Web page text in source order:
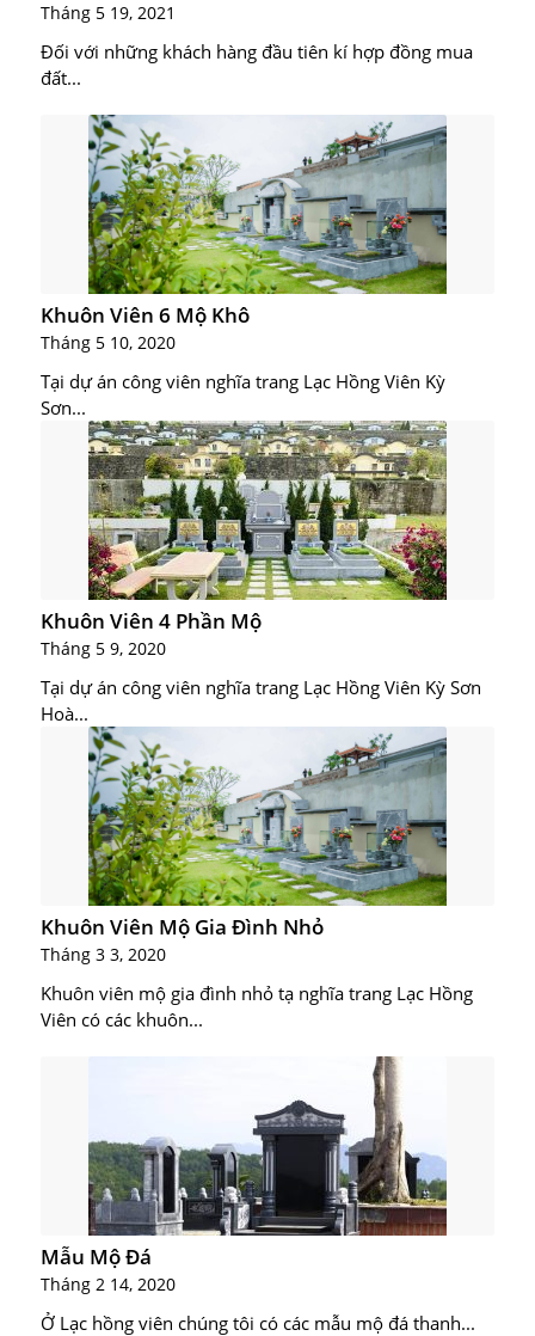
Tháng 5 19, 2021
Đối với những khách hàng đầu tiên kí hợp đồng mua
đất...
Khuôn Viên 6 Mộ Khô
Tháng 5 10, 2020
Tại dự án công viên nghĩa trang Lạc Hồng Viên Kỳ
Sơn...
Khuôn Viên 4 Phần Mộ
Tháng 5 9, 2020
Tại dự án công viên nghĩa trang Lạc Hồng Viên Kỳ Sơn
Hoà...
Khuôn Viên Mộ Gia Đình Nhỏ
Tháng 3 3, 2020
Khuôn viên mộ gia đình nhỏ tạ nghĩa trang Lạc Hồng
Viên có các khuôn...
Mẫu Mộ Đá
Tháng 2 14, 2020
Ở Lạc hồng viên chúng tôi có các mẫu mộ đá thanh...